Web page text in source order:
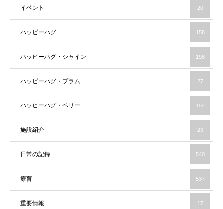
イベント 20
ハッピーハグ 158
ハッピーハグ・シャイン 198
ハッピーハグ・プラム 27
ハッピーハグ・ベリー 154
施設紹介 23
日常の記録 540
療育 537
重要情報 17